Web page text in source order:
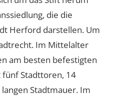
die die
Herford darstellen. Um
Im Mittelalter
am besten befestigten
fünf Stadttoren, 14
Stadtmauer. Im